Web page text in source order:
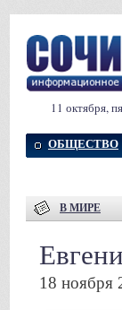
11 октября,
ОБЩЕСТВО
В МИРЕ
18 ноября